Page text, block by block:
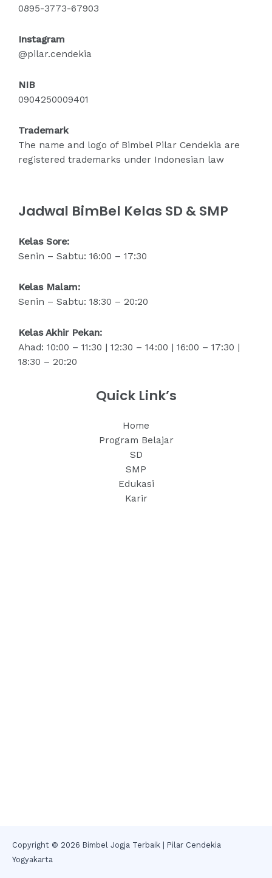
0895-3773-67903
Instagram
@pilar.cendekia
NIB
0904250009401
Trademark
The name and logo of Bimbel Pilar Cendekia are
registered trademarks under Indonesian law
Jadwal BimBel Kelas SD & SMP
Kelas Sore:
Senin – Sabtu: 16:00 – 17:30
Kelas Malam:
Senin – Sabtu: 18:30 – 20:20
Kelas Akhir Pekan:
Ahad: 10:00 – 11:30 | 12:30 – 14:00 | 16:00 – 17:30 |
18:30 – 20:20
Quick Link’s
Home
Program Belajar
SD
SMP
Edukasi
Karir
Copyright © 2026 Bimbel Jogja Terbaik | Pilar Cendekia
Yogyakarta